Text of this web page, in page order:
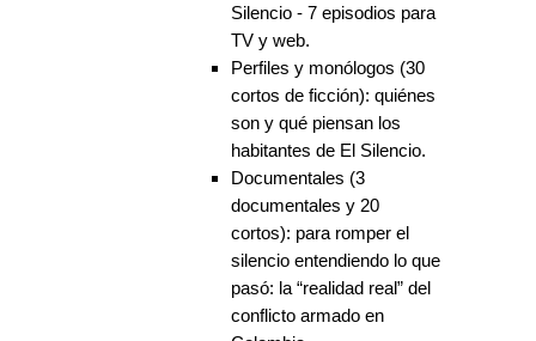
Silencio - 7 episodios para
TV y web.
Perfiles y monólogos (30
cortos de ficción): quiénes
son y qué piensan los
habitantes de El Silencio.
Documentales (3
documentales y 20
cortos): para romper el
silencio entendiendo lo que
pasó: la “realidad real” del
conflicto armado en